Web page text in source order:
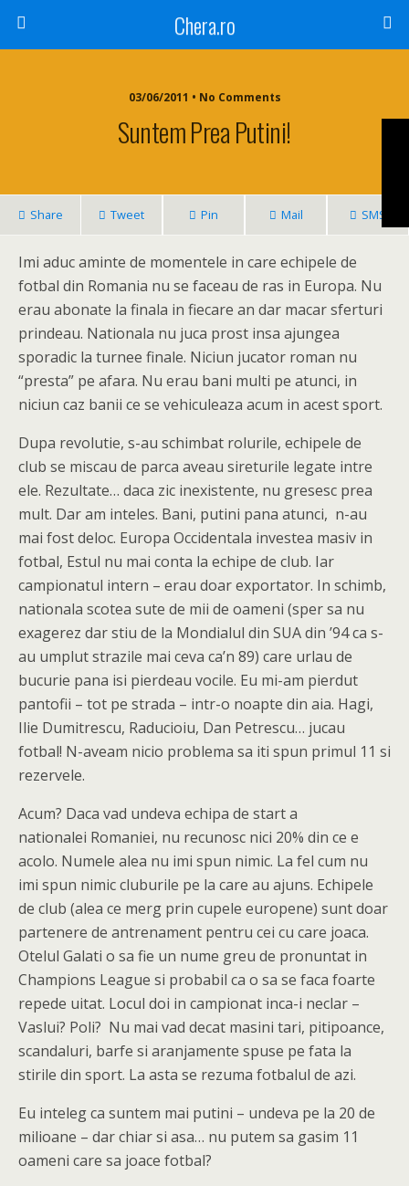
Chera.ro
03/06/2011 • No Comments
Suntem Prea Putini!
Share Tweet Pin Mail SMS
Imi aduc aminte de momentele in care echipele de
fotbal din Romania nu se faceau de ras in Europa. Nu
erau abonate la finala in fiecare an dar macar sferturi
prindeau. Nationala nu juca prost insa ajungea
sporadic la turnee finale. Niciun jucator roman nu
“presta” pe afara. Nu erau bani multi pe atunci, in
niciun caz banii ce se vehiculeaza acum in acest sport.
Dupa revolutie, s-au schimbat rolurile, echipele de
club se miscau de parca aveau sireturile legate intre
ele. Rezultate… daca zic inexistente, nu gresesc prea
mult. Dar am inteles. Bani, putini pana atunci, n-au
mai fost deloc. Europa Occidentala investea masiv in
fotbal, Estul nu mai conta la echipe de club. Iar
campionatul intern – erau doar exportator. In schimb,
nationala scotea sute de mii de oameni (sper sa nu
exagerez dar stiu de la Mondialul din SUA din ’94 ca s-
au umplut strazile mai ceva ca’n 89) care urlau de
bucurie pana isi pierdeau vocile. Eu mi-am pierdut
pantofii – tot pe strada – intr-o noapte din aia. Hagi,
Ilie Dumitrescu, Raducioiu, Dan Petrescu… jucau
fotbal! N-aveam nicio problema sa iti spun primul 11 si
rezervele.
Acum? Daca vad undeva echipa de start a
nationalei Romaniei, nu recunosc nici 20% din ce e
acolo. Numele alea nu imi spun nimic. La fel cum nu
imi spun nimic cluburile pe la care au ajuns. Echipele
de club (alea ce merg prin cupele europene) sunt doar
partenere de antrenament pentru cei cu care joaca.
Otelul Galati o sa fie un nume greu de pronuntat in
Champions League si probabil ca o sa se faca foarte
repede uitat. Locul doi in campionat inca-i neclar –
Vaslui? Poli? Nu mai vad decat masini tari, pitipoance,
scandaluri, barfe si aranjamente spuse pe fata la
stirile din sport. La asta se rezuma fotbalul de azi.
Eu inteleg ca suntem mai putini – undeva pe la 20 de
milioane – dar chiar si asa… nu putem sa gasim 11
oameni care sa joace fotbal?